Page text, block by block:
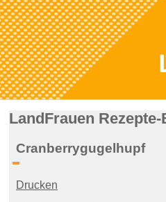
LandFrauen
Cranberrygugelhupf
Drucken